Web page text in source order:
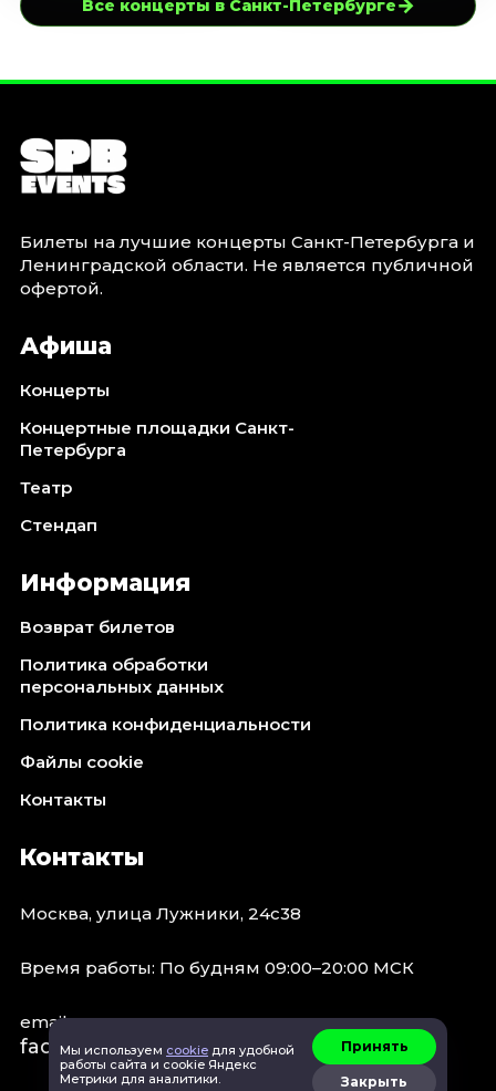
Все концерты в Санкт-Петербурге→
Билеты на лучшие концерты Санкт-Петербурга и
Ленинградской области. Не является публичной
офертой.
Афиша
Концерты
Концертные площадки Санкт-
Петербурга
Театр
Стендап
Информация
Возврат билетов
Политика обработки
персональных данных
Политика конфиденциальности
Файлы cookie
Контакты
Контакты
Москва, улица Лужники, 24с38
Время работы: По будням 09:00–20:00 МСК
email:
faq@spb.events
Мы используем cookie для удобной
работы сайта и cookie Яндекс
Метрики для аналитики.
Принять
Закрыть